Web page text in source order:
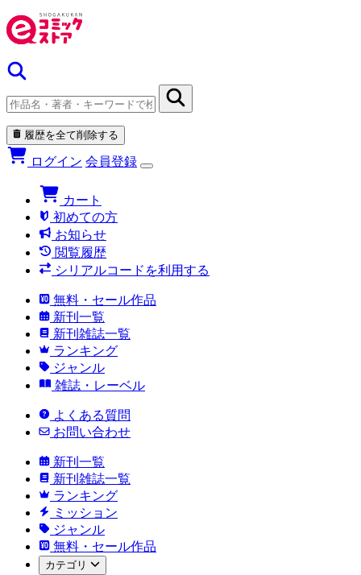
履歴を全て削除する
ログイン 会員登録
カート
初めての方
お知らせ
閲覧履歴
シリアルコードを利用する
無料・セール作品
新刊一覧
新刊雑誌一覧
ランキング
ジャンル
雑誌・レーベル
よくある質問
お問い合わせ
新刊一覧
新刊雑誌一覧
ランキング
ミッション
ジャンル
無料・セール作品
カテゴリ